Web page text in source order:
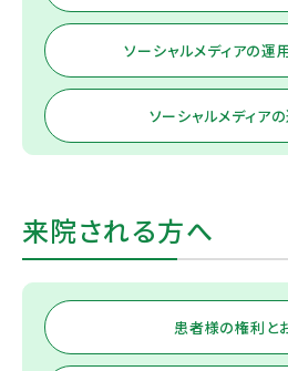
ソーシャルメディアの運
ソーシャルメディア
来院される方へ
患者様の権利と